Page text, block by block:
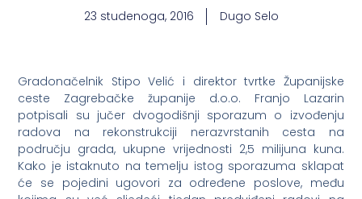
23 studenoga, 2016 Dugo Selo
Gradonačelnik Stipo Velić i direktor tvrtke Županijske
ceste Zagrebačke županije d.o.o. Franjo Lazarin
potpisali su jučer dvogodišnji sporazum o izvođenju
radova na rekonstrukciji nerazvrstanih cesta na
području grada, ukupne vrijednosti 2,5 milijuna kuna.
Kako je istaknuto na temelju istog sporazuma sklapat
će se pojedini ugovori za određene poslove, među